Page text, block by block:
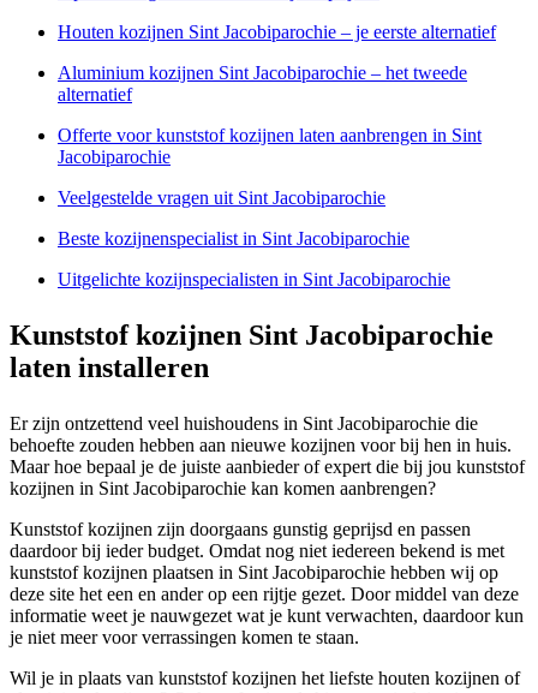
Houten kozijnen Sint Jacobiparochie – je eerste alternatief
Aluminium kozijnen Sint Jacobiparochie – het tweede
alternatief
Offerte voor kunststof kozijnen laten aanbrengen in Sint
Jacobiparochie
Veelgestelde vragen uit Sint Jacobiparochie
Beste kozijnenspecialist in Sint Jacobiparochie
Uitgelichte kozijnspecialisten in Sint Jacobiparochie
Kunststof kozijnen Sint Jacobiparochie
laten installeren
Er zijn ontzettend veel huishoudens in Sint Jacobiparochie die
behoefte zouden hebben aan nieuwe kozijnen voor bij hen in huis.
Maar hoe bepaal je de juiste aanbieder of expert die bij jou kunststof
kozijnen in Sint Jacobiparochie kan komen aanbrengen?
Kunststof kozijnen zijn doorgaans gunstig geprijsd en passen
daardoor bij ieder budget. Omdat nog niet iedereen bekend is met
kunststof kozijnen plaatsen in Sint Jacobiparochie hebben wij op
deze site het een en ander op een rijtje gezet. Door middel van deze
informatie weet je nauwgezet wat je kunt verwachten, daardoor kun
je niet meer voor verrassingen komen te staan.
Wil je in plaats van kunststof kozijnen het liefste houten kozijnen of